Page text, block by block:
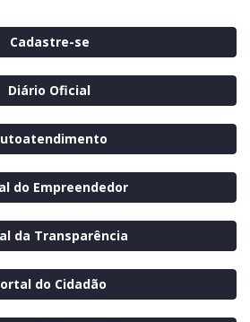
Cadastre-se
Diário Oficial
do Empreendedor
da Transparência
do Cidadão